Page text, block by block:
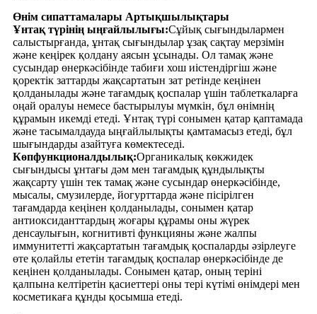
Өнім сипаттамалары Артықшылықтары
Ұнтақ түрінің ыңғайлылығы:Сұйық сығындылармен
салыстырғанда, ұнтақ сығындылар ұзақ сақтау мерзімін
және кеңірек қолдану аясын ұсынады. Ол тамақ және
сусындар өнеркәсібінде табиғи хош иістендіргіш және
қоректік заттарды жақсартатын зат ретінде кеңінен
қолданылады және тағамдық қоспалар үшін таблеткаларға
оңай оралуы немесе бастырылуы мүмкін, бұл өнімнің
құрамын икемді етеді. Ұнтақ түрі сонымен қатар қаптамада
және тасымалдауда ыңғайлылықты қамтамасыз етеді, бұл
шығындарды азайтуға көмектеседі.
Көпфункционалдылық:Органикалық көкжидек
сығындысы ұнтағы дәм мен тағамдық құндылықты
жақсарту үшін тек тамақ және сусындар өнеркәсібінде,
мысалы, смузилерде, йогурттарда және пісірілген
тағамдарда кеңінен қолданылады, сонымен қатар
антиоксиданттардың жоғары құрамы оны жүрек
денсаулығын, когнитивті функцияны және жалпы
иммунитетті жақсартатын тағамдық қоспаларды әзірлеуге
өте қолайлы ететін тағамдық қоспалар өнеркәсібінде де
кеңінен қолданылады. Сонымен қатар, оның теріні
қалпына келтіретін қасиеттері оны тері күтімі өнімдері мен
косметикаға құнды қосымша етеді.